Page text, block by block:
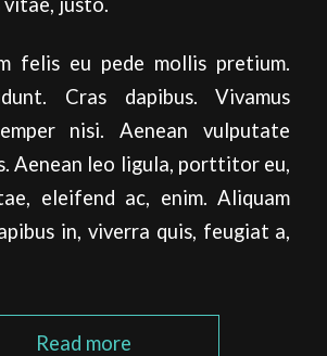
felis eu pede mollis pretium.
Cras dapibus. Vivamus
nisi. Aenean vulputate
Aenean leo ligula, porttitor eu,
eleifend ac, enim. Aliquam
in, viverra quis, feugiat a,
Read more